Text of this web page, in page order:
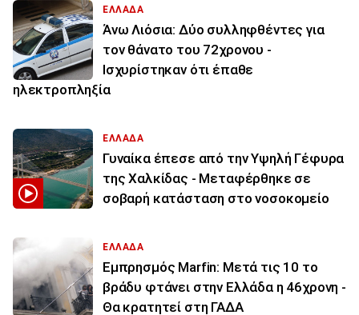
ΕΛΛΑΔΑ
Άνω Λιόσια: Δύο συλληφθέντες για
τον θάνατο του 72χρονου -
Ισχυρίστηκαν ότι έπαθε
ηλεκτροπληξία
ΕΛΛΑΔΑ
Γυναίκα έπεσε από την Υψηλή Γέφυρα
της Χαλκίδας - Μεταφέρθηκε σε
σοβαρή κατάσταση στο νοσοκομείο
ΕΛΛΑΔΑ
Εμπρησμός Marfin: Μετά τις 10 το
βράδυ φτάνει στην Ελλάδα η 46χρονη -
Θα κρατητεί στη ΓΑΔΑ